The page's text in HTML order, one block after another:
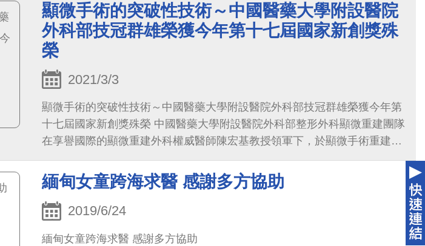
顯微手術的突破性技術～中國醫藥大學附設醫院
外科部技冠群雄榮獲今年第十七屆國家新創獎殊
榮
2021/3/3
顯微手術的突破性技術～中國醫藥大學附設醫院外科部技冠群雄榮獲今年第
十七屆國家新創獎殊榮 中國醫藥大學附設醫院外科部整形外科顯微重建團隊
在享譽國際的顯微重建外科權威醫師陳宏基教授領軍下，於顯微手術重建領
域持續創新精進，又發展出“顯微架橋皮瓣”突破性技術，凸顯組織工程再造
特性，在整形外科重建階梯中寫入新的里程碑；此尖端顯微重建技術在今年
第十七屆國家新創獎評選備受推崇，脫穎而出獲獎，於1日下午在南港展覽
館2館接受大會頒獎表揚。
緬甸女童跨海求醫 感謝多方協助
2019/6/24
緬甸女童跨海求醫 感謝多方協助